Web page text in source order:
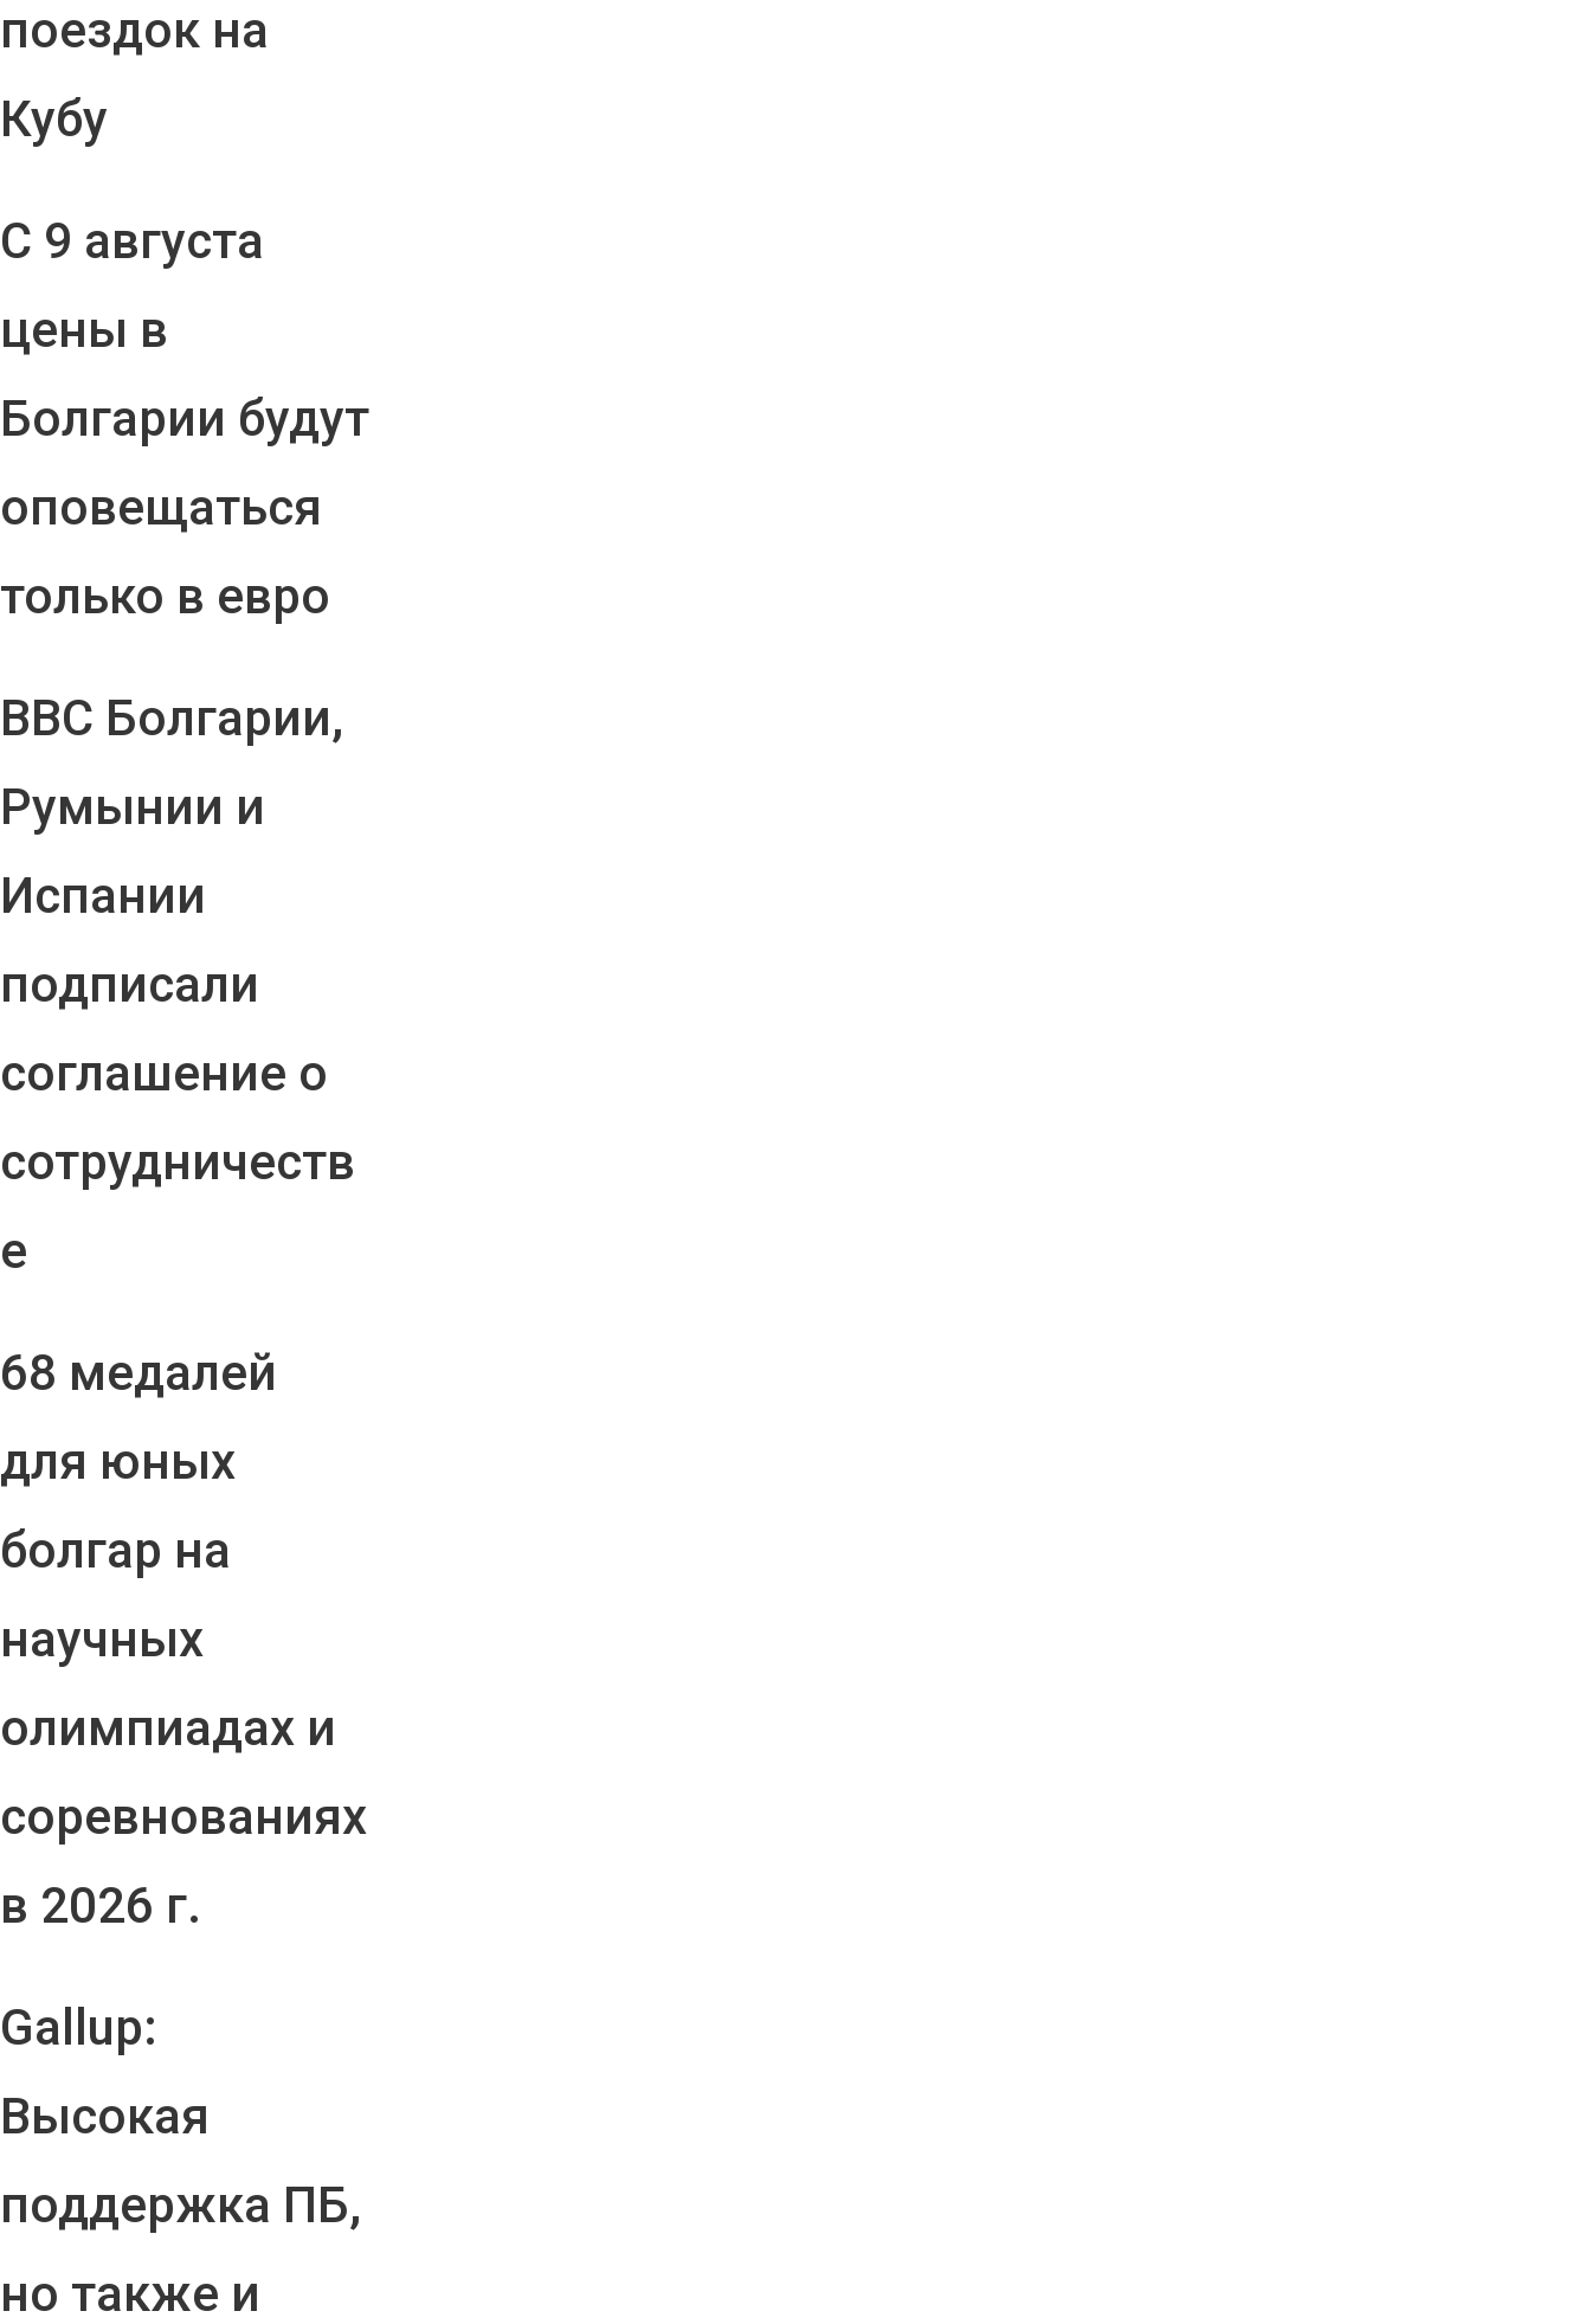
поездок на
Кубу
С 9 августа
цены в
Болгарии будут
оповещаться
только в евро
ВВС Болгарии,
Румынии и
Испании
подписали
соглашение о
сотрудничеств
е
68 медалей
для юных
болгар на
научных
олимпиадах и
соревнованиях
в 2026 г.
Gallup:
Высокая
поддержка ПБ,
но также и